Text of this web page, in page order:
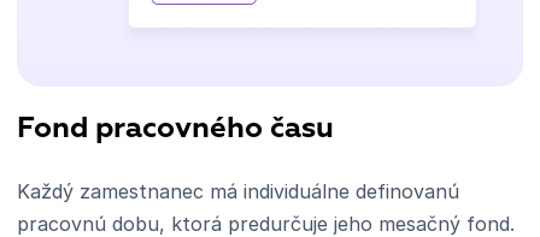
Fond pracovného času
Každý zamestnanec má individuálne definovanú
pracovnú dobu, ktorá predurčuje jeho mesačný fond.